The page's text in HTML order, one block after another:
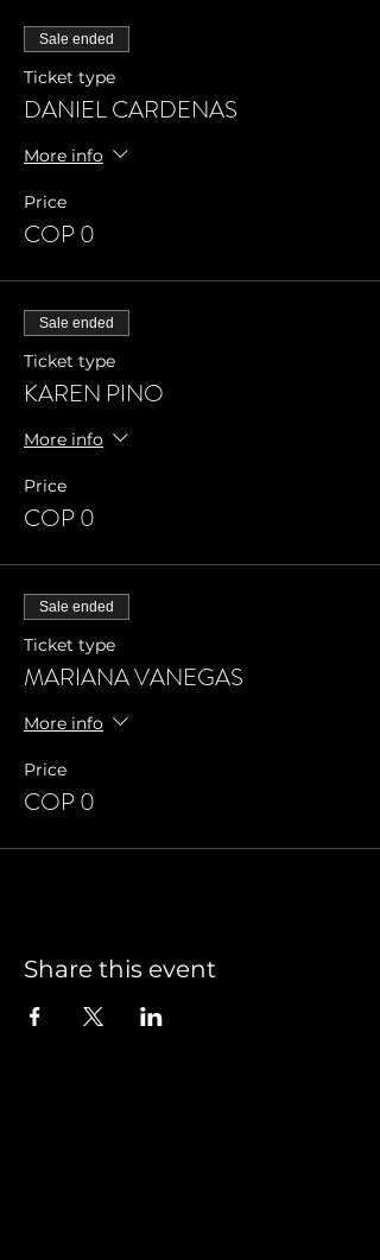
Sale ended
Ticket type
DANIEL CARDENAS
More info
Price
COP 0
Sale ended
Ticket type
KAREN PINO
More info
Price
COP 0
Sale ended
Ticket type
MARIANA VANEGAS
More info
Price
COP 0
Share this event